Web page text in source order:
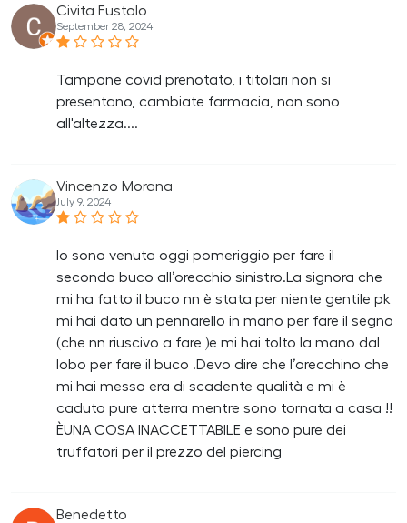
Civita Fustolo
September 28, 2024
Tampone covid prenotato, i titolari non si
presentano, cambiate farmacia, non sono
all'altezza....
Vincenzo Morana
July 9, 2024
Io sono venuta oggi pomeriggio per fare il
secondo buco all’orecchio sinistro.La signora che
mi ha fatto il buco nn è stata per niente gentile pk
mi hai dato un pennarello in mano per fare il segno
(che nn riuscivo a fare )e mi hai tolto la mano dal
lobo per fare il buco .Devo dire che l’orecchino che
mi hai messo era di scadente qualità e mi è
caduto pure atterra mentre sono tornata a casa !!
ÈUNA COSA INACCETTABILE e sono pure dei
truffatori per il prezzo del piercing
Benedetto